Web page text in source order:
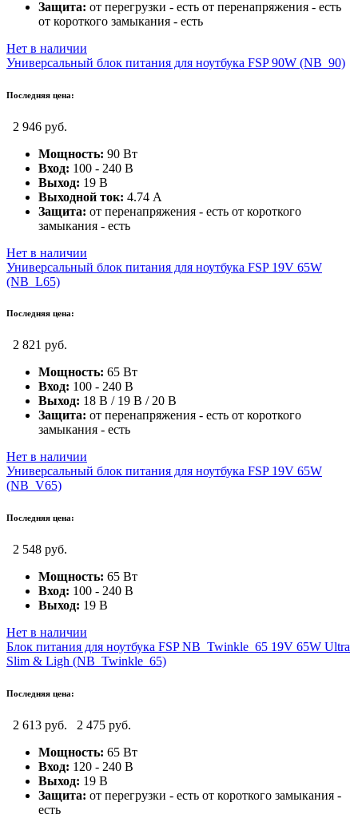
Защита: от перегрузки - есть от перенапряжения - есть
от короткого замыкания - есть
Нет в наличии
Универсальный блок питания для ноутбука FSP 90W (NB_90)
Последняя цена:
2 946 руб.
Мощность: 90 Вт
Вход: 100 - 240 В
Выход: 19 В
Выходной ток: 4.74 А
Защита: от перенапряжения - есть от короткого
замыкания - есть
Нет в наличии
Универсальный блок питания для ноутбука FSP 19V 65W
(NB_L65)
Последняя цена:
2 821 руб.
Мощность: 65 Вт
Вход: 100 - 240 В
Выход: 18 В / 19 В / 20 В
Защита: от перенапряжения - есть от короткого
замыкания - есть
Нет в наличии
Универсальный блок питания для ноутбука FSP 19V 65W
(NB_V65)
Последняя цена:
2 548 руб.
Мощность: 65 Вт
Вход: 100 - 240 В
Выход: 19 В
Нет в наличии
Блок питания для ноутбука FSP NB_Twinkle_65 19V 65W Ultra
Slim & Ligh (NB_Twinkle_65)
Последняя цена:
2 613 руб.
2 475 руб.
Мощность: 65 Вт
Вход: 120 - 240 В
Выход: 19 В
Защита: от перегрузки - есть от короткого замыкания -
есть